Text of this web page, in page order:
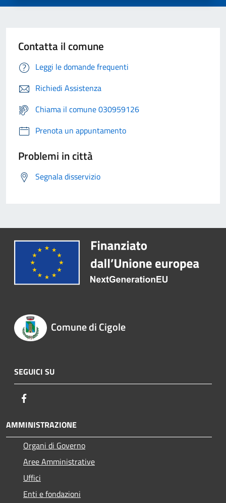
Contatta il comune
Leggi le domande frequenti
Richiedi Assistenza
Chiama il comune 030959126
Prenota un appuntamento
Problemi in città
Segnala disservizio
Comune di Cigole
SEGUICI SU
AMMINISTRAZIONE
Organi di Governo
Aree Amministrative
Uffici
Enti e fondazioni